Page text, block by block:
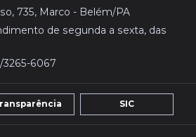
735, Marco - Belém/PA
de segunda a sexta, das
3265-6067
SIC